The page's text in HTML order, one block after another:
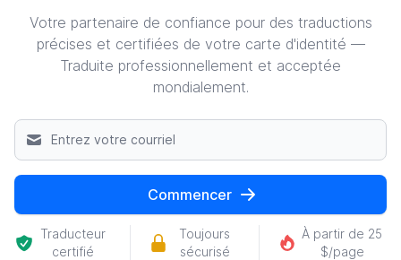
Votre partenaire de confiance pour des traductions
précises et certifiées de votre carte d'identité —
Traduite professionnellement et acceptée
mondialement.
Commencer
Traducteur
certifié
Toujours
sécurisé
À partir de 25
$/page